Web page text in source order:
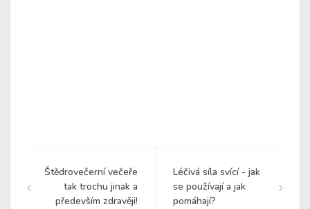
Štědrovečerní večeře
tak trochu jinak a
především zdravěji!
Léčivá síla svící - jak
se používají a jak
pomáhají?